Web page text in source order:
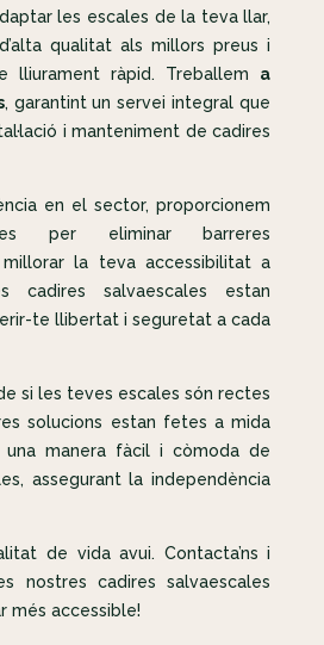
les escales de la teva llar,
qualitat als millors preus i
lliurament ràpid. Treballem a
, garantint un servei integral que
i manteniment de cadires
en el sector, proporcionem
per eliminar barreres
la teva accessibilitat a
cadires salvaescales estan
te llibertat i seguretat a cada
si les teves escales són rectes
solucions estan fetes a mida
una manera fàcil i còmoda de
assegurant la independència
de vida avui. Contacta’ns i
nostres cadires salvaescales
més accessible!